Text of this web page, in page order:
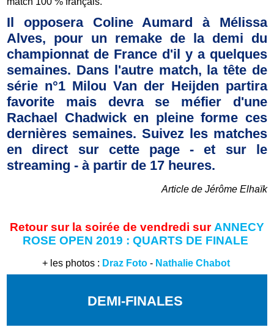
Il opposera Coline Aumard à Mélissa
Alves, pour un remake de la demi du
championnat de France d'il y a quelques
semaines. Dans l'autre match, la tête de
série n°1 Milou Van der Heijden partira
favorite mais devra se méfier d'une
Rachael Chadwick en pleine forme ces
dernières semaines. Suivez les matches
en direct sur cette page - et sur le
streaming - à partir de 17 heures.
Article de Jérôme Elhaïk
Retour sur la soirée de vendredi surANNECY
ROSE OPEN 2019 : QUARTS DE FINALE
+ les photos : Draz Foto- Nathalie Chabot
DEMI-FINALES